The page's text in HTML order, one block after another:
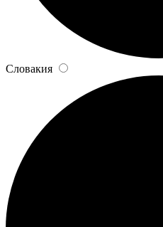
Словакия